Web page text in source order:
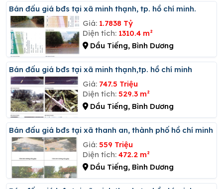
Bán đấu giá bđs tại xã minh thạnh, tp. hồ chí minh.
Giá: 1.7838 Tỷ
Diện tích: 1310.4 m²
Dầu Tiếng, Bình Dương
Bán đấu giá bđs tại xã minh thạnh,tp. hồ chí minh
Giá: 747.5 Triệu
Diện tích: 529.3 m²
Dầu Tiếng, Bình Dương
Bán đấu giá bđs tại xã thanh an, thành phố hồ chí minh
Giá: 559 Triệu
Diện tích: 472.2 m²
Dầu Tiếng, Bình Dương